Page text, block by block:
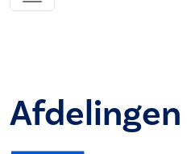
Afdelingen